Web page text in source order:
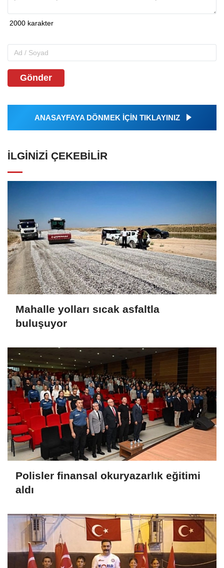
Gönder
ANASAYFAYA DÖNMEK İÇİN TIKLAYINIZ
İLGINIZI ÇEKEBILIR
Mahalle yolları sıcak asfaltla
buluşuyor
Polisler finansal okuryazarlık eğitimi
aldı